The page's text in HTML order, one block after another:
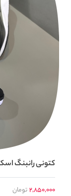
کتونی رانبنگ
2,850,000تومان